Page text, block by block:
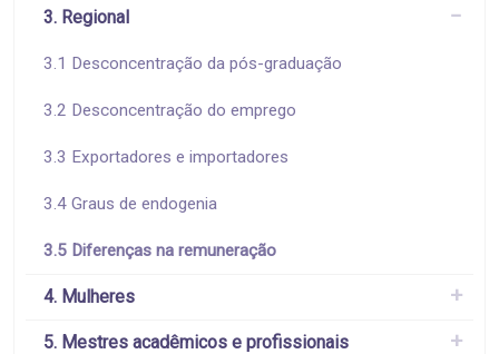
3. Regional
3.1 Desconcentração da pós-graduação
3.2 Desconcentração do emprego
3.3 Exportadores e importadores
3.4 Graus de endogenia
3.5 Diferenças na remuneração
4. Mulheres
5. Mestres acadêmicos e profissionais